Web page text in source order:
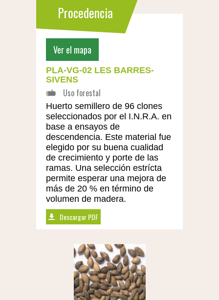
Procedencia
Ver el mapa
PLA-VG-02 LES BARRES-
SIVENS
Huerto semillero de 96 clones
seleccionados por el I.N.R.A. en
base a ensayos de
descendencia. Este material fue
elegido por su buena cualidad
de crecimiento y porte de las
ramas. Una selección estrícta
permite esperar una mejora de
más de 20 % en término de
volumen de madera.
Descargar PDF